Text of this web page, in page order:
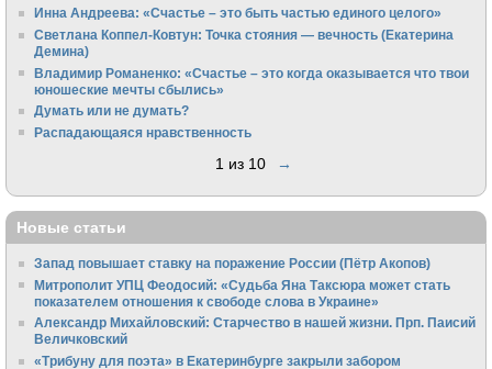
Инна Андреева: «Счастье – это быть частью единого целого»
Светлана Коппел-Ковтун: Точка стояния — вечность (Екатерина
Демина)
Владимир Романенко: «Счастье – это когда оказывается что твои
юношеские мечты сбылись»
Думать или не думать?
Распадающаяся нравственность
1 из 10 →
Новые статьи
Запад повышает ставку на поражение России (Пётр Акопов)
Митрополит УПЦ Феодосий: «Судьба Яна Таксюра может стать
показателем отношения к свободе слова в Украине»
Алек­сандр Михайловский: Старчество в нашей жизни. Прп. Паисий
Величковский
«Трибуну для поэта» в Екатеринбурге закрыли забором